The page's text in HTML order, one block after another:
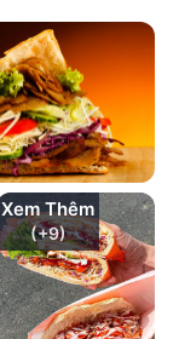
Xem Thêm
(+9)